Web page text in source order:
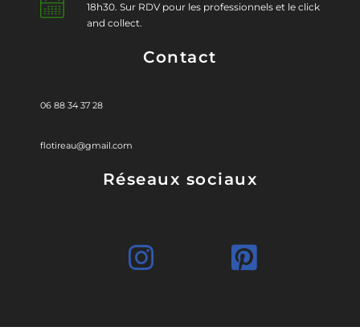
18h30. Sur RDV pour les professionnels et le click
and collect.
Contact
06 88 34 37 28
flotireau@gmail.com
Réseaux sociaux